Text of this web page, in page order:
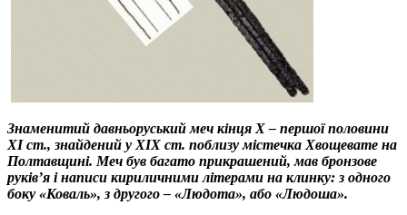
Знаменитий давньоруський меч кінця Х – першої половини
ХІ ст., знайдений у ХІХ ст. поблизу містечка Хвощевате на
Полтавщині. Меч був багато прикрашений, мав бронзове
руків’я і написи кириличними літерами на клинку: з одного
боку «Коваль», з другого – «Людота», або «Людоша».